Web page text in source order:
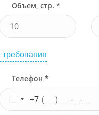
Объем, стр. *
Телефон *
+7